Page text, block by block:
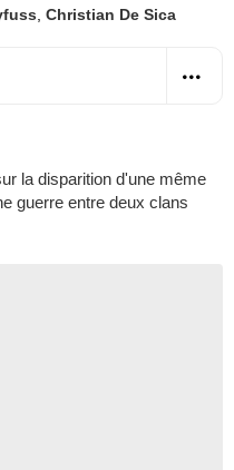
Christian De Sica
la disparition d'une même
guerre entre deux clans